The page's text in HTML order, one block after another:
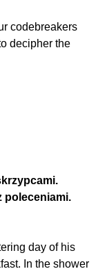
codebreakers
decipher the
poleceniami.
day of his
In the shower